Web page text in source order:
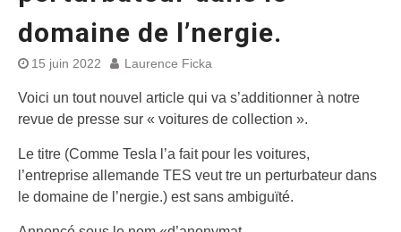
domaine de l’nergie.
15 juin 2022 Laurence Ficka
Voici un tout nouvel article qui va s’additionner à notre
revue de presse sur « voitures de collection ».
Le titre (Comme Tesla l’a fait pour les voitures,
l’entreprise allemande TES veut tre un perturbateur dans
le domaine de l’nergie.) est sans ambiguïté.